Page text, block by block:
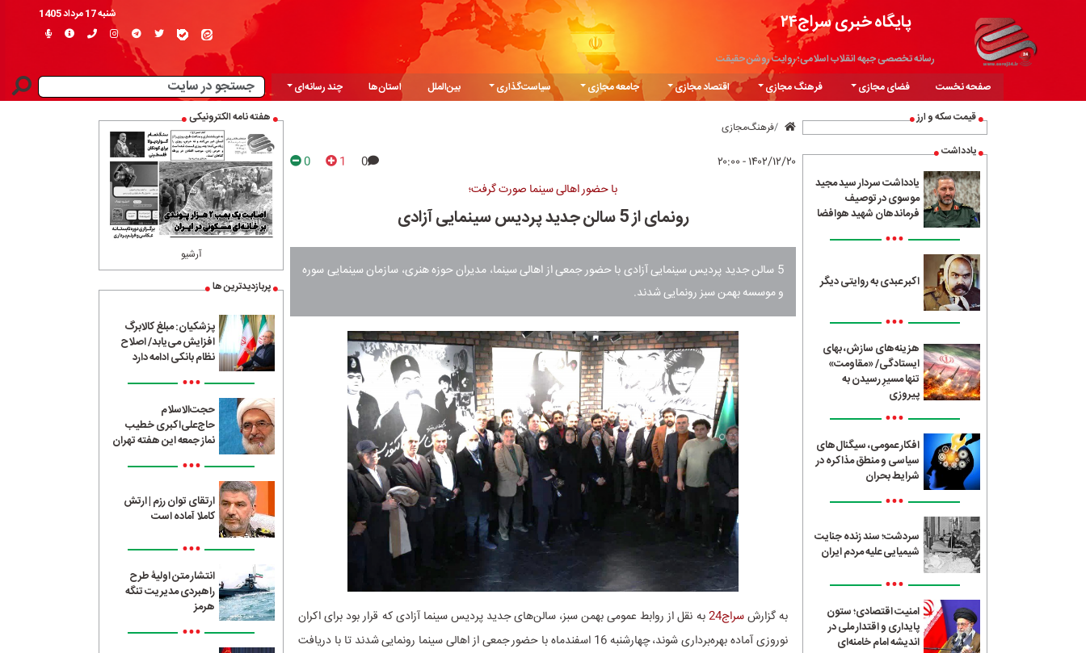
پایگاه خبری سراج۲۴
رسانه تخصصی جبهه انقلاب اسلامی؛ روایت روشن حقیقت
شنبه 17 مرداد 1405
صفحه نخست فضای مجازی فرهنگ مجازی اقتصاد مجازی جامعه مجازی سیاست‌گذاری بین‌الملل استان‌ها
چند رسانه‌ای
قیمت سکه و ارز
یادداشت
یادداشت سردار سید مجید
موسوی در توصیف
فرماندهان شهید هوافضا
•••
اکبر عبدی به روایتی دیگر
•••
هزینه‌های سازش، بهای
ایستادگی/ «مقاومت»
تنها مسیرِ رسیدن به
پیروزی
•••
افکار عمومی، سیگنال‌های
سیاسی و منطق مذاکره در
شرایط بحران
•••
سردشت؛ سند زنده جنایت
شیمیایی علیه مردم ایران
•••
امنیت اقتصادی؛ ستون
پایداری و اقتدار ملی در
اندیشه امام خامنه‌ای
فرهنگ‌مجازی
۱۴۰۲/۱۲/۲۰ - ۲۰:۰۰ 0
1
0
با حضور اهالی سینما صورت گرفت؛
رونمای از 5 سالن‌ جدید پردیس سینمایی آزادی
5 سالن جدید پردیس سینمایی آزادی با حضور جمعی از اهالی سینما، مدیران حوزه هنری، سازمان سینمایی سوره
و موسسه بهمن سبز رونمایی شدند.
به گزارشسراج24
به نقل از روابط عمومی بهمن سبز، سالن‌های جدید پردیس سینما آزادی که قرار بود برای اکران
نوروزی آماده بهره‌برداری شوند، چهارشنبه 16 اسفندماه با حضور جمعی از اهالی سینما رونمایی شدند تا با دریافت
هفته نامه الکترونیکی
آرشیو
پربازدیدترین ها
پزشکیان: مبلغ کالابرگ
افزایش می‌یابد/ اصلاح
نظام بانکی ادامه دارد
•••
حجت‌الاسلام
حاج‌علی‌اکبری خطیب
نماز جمعه این هفته تهران
•••
ارتقای توان رزم | ارتش
کاملا آماده است
•••
انتشار متن اولیۀ طرح
راهبردی مدیریت تنگه
هرمز
•••